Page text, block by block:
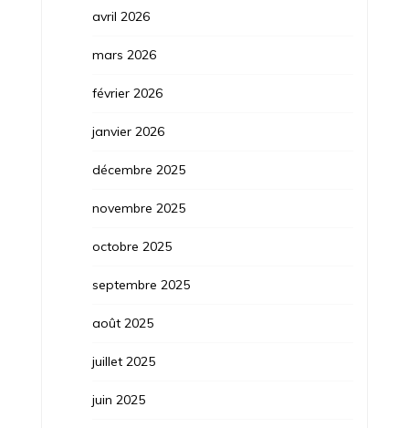
avril 2026
mars 2026
février 2026
janvier 2026
décembre 2025
novembre 2025
octobre 2025
septembre 2025
août 2025
juillet 2025
juin 2025